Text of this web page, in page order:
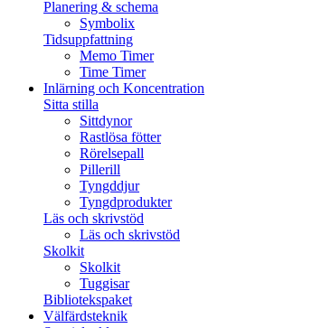
Planering & schema
Symbolix
Tidsuppfattning
Memo Timer
Time Timer
Inlärning och Koncentration
Sitta stilla
Sittdynor
Rastlösa fötter
Rörelsepall
Pillerill
Tyngddjur
Tyngdprodukter
Läs och skrivstöd
Läs och skrivstöd
Skolkit
Skolkit
Tuggisar
Bibliotekspaket
Välfärdsteknik